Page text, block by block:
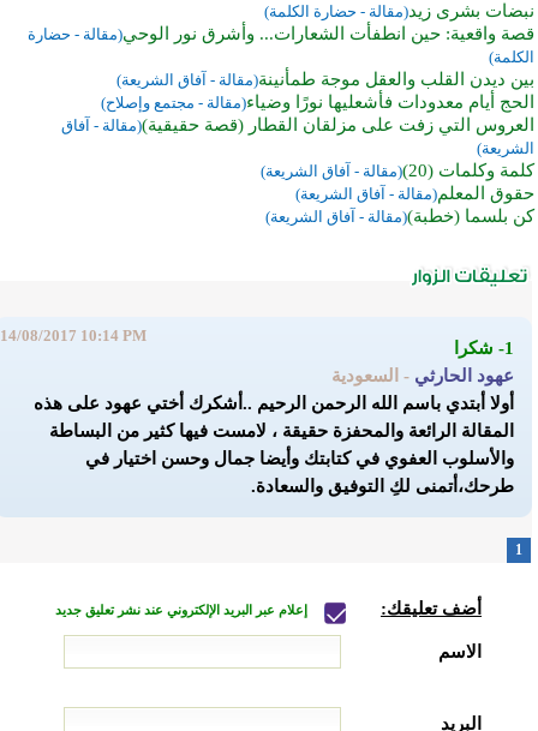
نبضات بشرى زيد(مقالة - حضارة الكلمة)
قصة واقعية: حين انطفأت الشعارات... وأشرق نور الوحي(مقالة - حضارة
الكلمة)
بين ديدن القلب والعقل موجة طمأنينة(مقالة - آفاق الشريعة)
الحج أيام معدودات فأشعليها نورًا وضياء(مقالة - مجتمع وإصلاح)
العروس التي زفت على مزلقان القطار (قصة حقيقية)(مقالة - آفاق
الشريعة)
كلمة وكلمات (20) (مقالة - آفاق الشريعة)
حقوق المعلم(مقالة - آفاق الشريعة)
كن بلسما (خطبة)(مقالة - آفاق الشريعة)
1- شكرا
عهود الحارثي - السعودية
14/08/2017 10:14 PM
أولا أبتدي باسم الله الرحمن الرحيم ..أشكرك أختي عهود على هذه
المقالة الرائعة والمحفزة حقيقة ، لامست فيها كثير من البساطة
والأسلوب العفوي في كتابتك وأيضا جمال وحسن اختيار في
طرحك،أتمنى لكِ التوفيق والسعادة.
1
أضف تعليقك: إعلام عبر البريد الإلكتروني عند نشر تعليق جديد
الاسم
البريد